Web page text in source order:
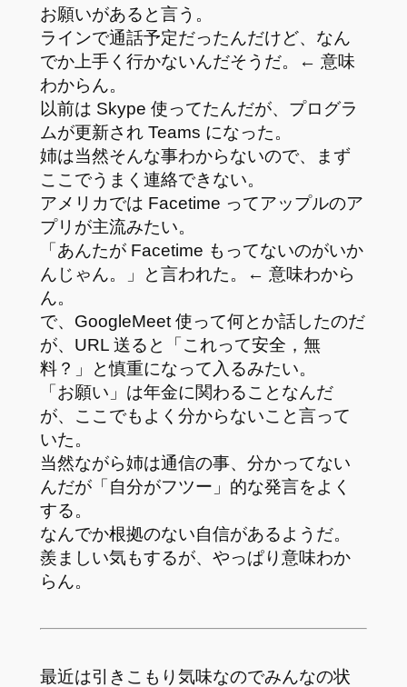
お願いがあると言う。
ラインで通話予定だったんだけど、なん
でか上手く行かないんだそうだ。← 意味
わからん。
以前は Skype 使ってたんだが、プログラ
ムが更新され Teams になった。
姉は当然そんな事わからないので、まず
ここでうまく連絡できない。
アメリカでは Facetime ってアップルのア
プリが主流みたい。
「あんたが Facetime もってないのがいか
んじゃん。」と言われた。← 意味わから
ん。
で、GoogleMeet 使って何とか話したのだ
が、URL 送ると「これって安全，無
料？」と慎重になって入るみたい。
「お願い」は年金に関わることなんだ
が、ここでもよく分からないこと言って
いた。
当然ながら姉は通信の事、分かってない
んだが「自分がフツー」的な発言をよく
する。
なんでか根拠のない自信があるようだ。
羨ましい気もするが、やっぱり意味わか
らん。
最近は引きこもり気味なのでみんなの状